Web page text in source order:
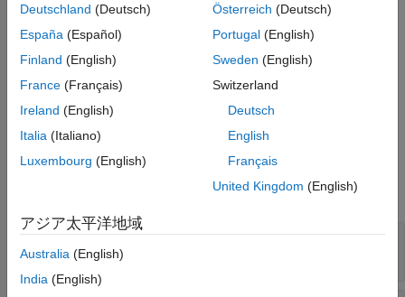
作成
options=slreq.getCurrentImportOptionsは、Microsoft Excel
ファイルから要件をインポートする場合に
slreq.callback.MSExcelImportOptions
プロパティ
Worksheet—ワークシート名
string スカラー
Deutschland (Deutsch)
España (Español)
Finland (English)
France (Français)
Ireland (English)
Italia (Italiano)
Luxembourg (English)
Österreich (Deutsch)
Portugal(English)
Sweden (English)
Switzerland
Deutsch
English
Français
United Kingdom (English)
アジア太平洋地域
Australia (English)
India (English)